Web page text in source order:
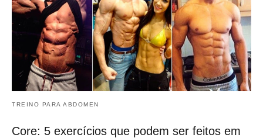
TREINO PARA ABDOMEN
Core: 5 exercícios que podem ser feitos em